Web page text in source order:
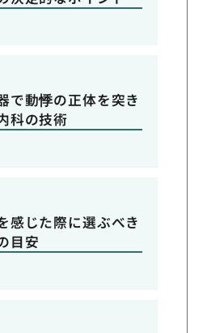
で動悸の正体を突き
科の技術
感じた際に選ぶべき
目安